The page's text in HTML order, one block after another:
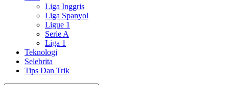
Liga Inggris
Liga Spanyol
Ligue 1
Serie A
Liga 1
Teknologi
Selebrita
Tips Dan Trik